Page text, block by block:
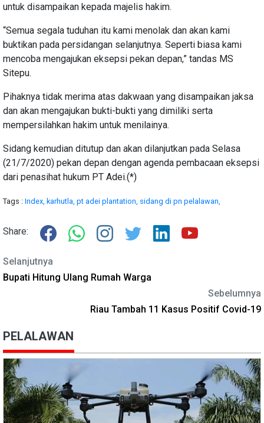
untuk disampaikan kepada majelis hakim.
“Semua segala tuduhan itu kami menolak dan akan kami
buktikan pada persidangan selanjutnya. Seperti biasa kami
mencoba mengajukan eksepsi pekan depan,” tandas MS
Sitepu.
Pihaknya tidak merima atas dakwaan yang disampaikan jaksa
dan akan mengajukan bukti-bukti yang dimiliki serta
mempersilahkan hakim untuk menilainya.
Sidang kemudian ditutup dan akan dilanjutkan pada Selasa
(21/7/2020) pekan depan dengan agenda pembacaan eksepsi
dari penasihat hukum PT Adei.(*)
Tags : Index, karhutla, pt adei plantation, sidang di pn pelalawan,
Share:
Selanjutnya
Bupati Hitung Ulang Rumah Warga
Sebelumnya
Riau Tambah 11 Kasus Positif Covid-19
PELALAWAN